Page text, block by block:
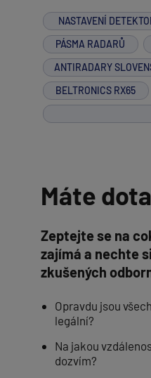
NASTAVENÍ
PÁSMA RADARŮ
ANTIRADARY
BELTRONICS RX65
Máte
Zeptejte se na
zajímá a nechte
zkušených
Opravdu jsou
legální?
Na jakou
dozvím?